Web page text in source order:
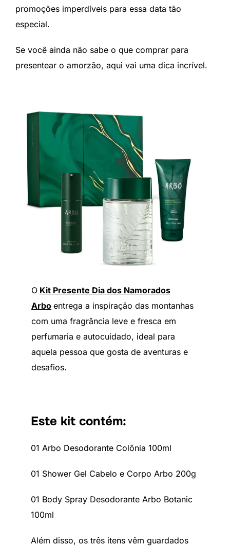
promoções imperdíveis para essa data tão
especial.
Se você ainda não sabe o que comprar para
presentear o amorzão, aqui vai uma dica incrível.
O Kit Presente Dia dos Namorados
Arbo entrega a inspiração das montanhas
com uma fragrância leve e fresca em
perfumaria e autocuidado, ideal para
aquela pessoa que gosta de aventuras e
desafios.
Este kit contém:
01 Arbo Desodorante Colônia 100ml
01 Shower Gel Cabelo e Corpo Arbo 200g
01 Body Spray Desodorante Arbo Botanic
100ml
Além disso, os três itens vêm guardados